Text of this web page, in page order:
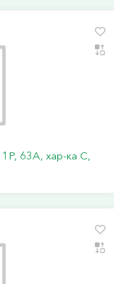
63А, хар-ка С,